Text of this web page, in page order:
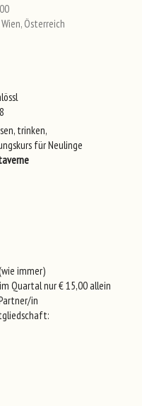
Österreich
trinken,
für Neulinge
immer)
Quartal nur € 15,00 allein
in